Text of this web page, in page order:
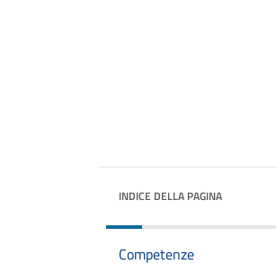
INDICE DELLA PAGINA
Competenze